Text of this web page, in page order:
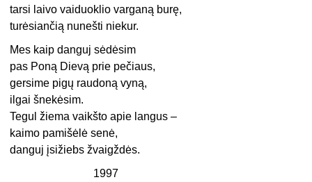
tarsi laivo vaiduoklio varganą burę,
turėsiančią nunešti niekur.
Mes kaip danguj sėdėsim
pas Poną Dievą prie pečiaus,
gersime pigų raudoną vyną,
ilgai šnekėsim.
Tegul žiema vaikšto apie langus –
kaimo pamišėlė senė,
danguj įsižiebs žvaigždės.
1997